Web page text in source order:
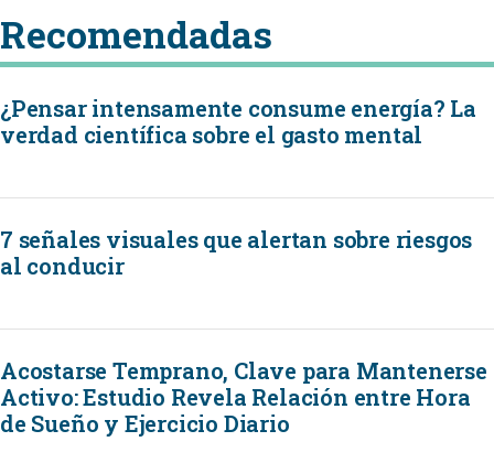
Recomendadas
¿Pensar intensamente consume energía? La
verdad científica sobre el gasto mental
7 señales visuales que alertan sobre riesgos
al conducir
Acostarse Temprano, Clave para Mantenerse
Activo: Estudio Revela Relación entre Hora
de Sueño y Ejercicio Diario